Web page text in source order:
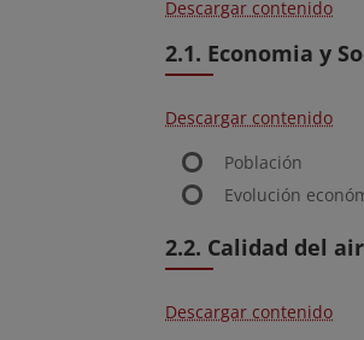
Descargar contenido
2.1. Economia y
Descargar contenido
Población
Evolución
2.2. Calidad del
Descargar contenido